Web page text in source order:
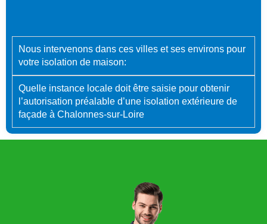
Nous intervenons dans ces villes et ses environs pour
votre isolation de maison:
Quelle instance locale doit être saisie pour obtenir
l’autorisation préalable d’une isolation extérieure de
façade à Chalonnes-sur-Loire